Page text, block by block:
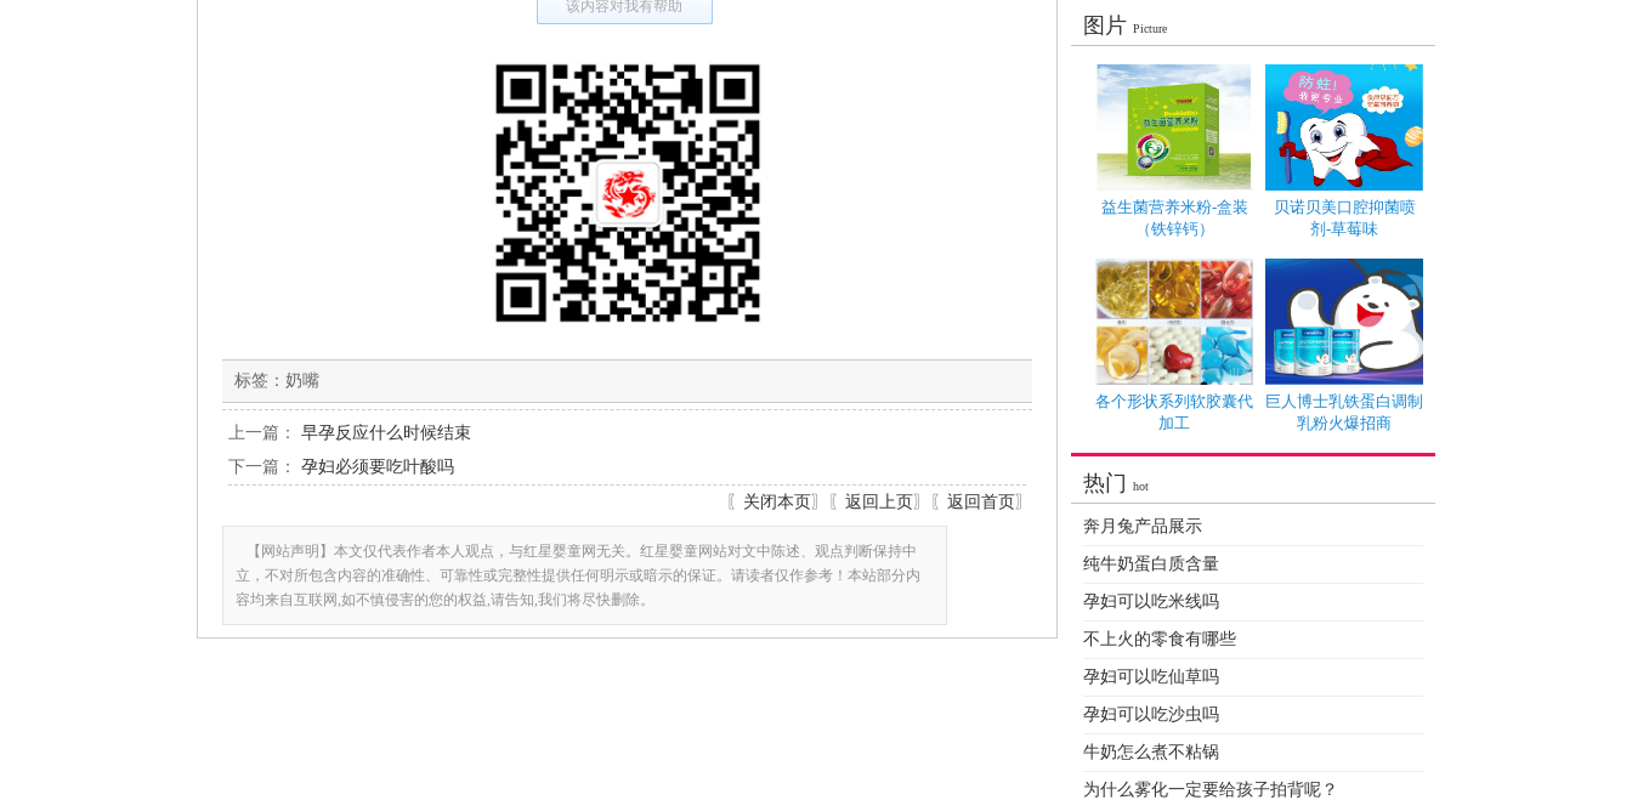
该内容对我有帮助
标签： 奶嘴
上一篇： 早孕反应什么时候结束
下一篇： 孕妇必须要吃叶酸吗
〖 关闭本页〗〖 返回上页〗〖 返回首页〗
【网站声明】本文仅代表作者本人观点，与红星婴童网无关。红星婴童网站对文中陈述、观点判断保持中
立，不对所包含内容的准确性、可靠性或完整性提供任何明示或暗示的保证。请读者仅作参考！本站部分内
容均来自互联网,如不慎侵害的您的权益,请告知,我们将尽快删除。
图片 Picture
益生菌营养米粉-盒装
（铁锌钙）
贝诺贝美口腔抑菌喷
剂-草莓味
各个形状系列软胶囊代
加工
巨人博士乳铁蛋白调制
乳粉火爆招商
热门 hot
奔月兔产品展示
纯牛奶蛋白质含量
孕妇可以吃米线吗
不上火的零食有哪些
孕妇可以吃仙草吗
孕妇可以吃沙虫吗
牛奶怎么煮不粘锅
为什么雾化一定要给孩子拍背呢？